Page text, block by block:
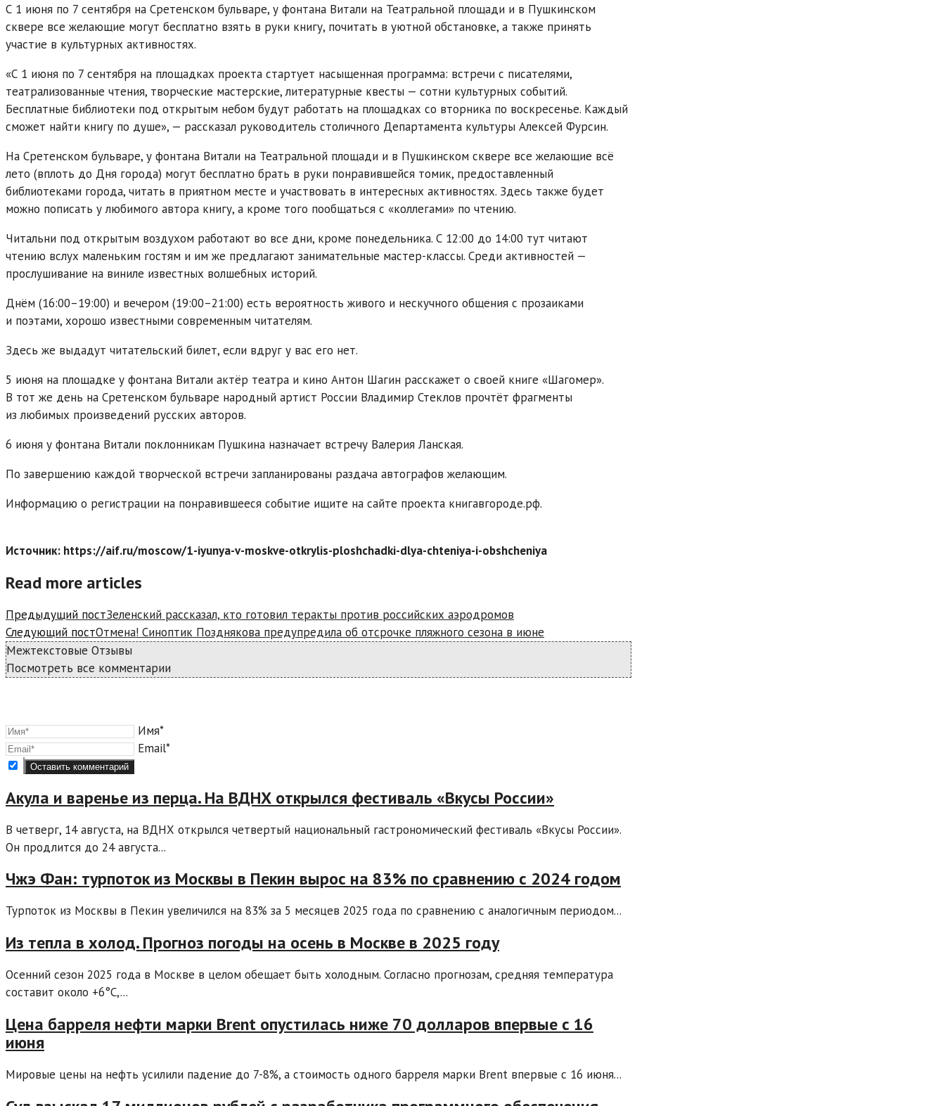
С 1 июня по 7 сентября на Сретенском бульваре, у фонтана Витали на Театральной площади и в Пушкинском
сквере все желающие могут бесплатно взять в руки книгу, почитать в уютной обстановке, а также принять
участие в культурных активностях.
«С 1 июня по 7 сентября на площадках проекта стартует насыщенная программа: встречи с писателями,
театрализованные чтения, творческие мастерские, литературные квесты — сотни культурных событий.
Бесплатные библиотеки под открытым небом будут работать на площадках со вторника по воскресенье. Каждый
сможет найти книгу по душе», — рассказал руководитель столичного Департамента культуры Алексей Фурсин.
На Сретенском бульваре, у фонтана Витали на Театральной площади и в Пушкинском сквере все желающие всё
лето (вплоть до Дня города) могут бесплатно брать в руки понравившейся томик, предоставленный
библиотеками города, читать в приятном месте и участвовать в интересных активностях. Здесь также будет
можно пописать у любимого автора книгу, а кроме того пообщаться с «коллегами» по чтению.
Читальни под открытым воздухом работают во все дни, кроме понедельника. С 12:00 до 14:00 тут читают
чтению вслух маленьким гостям и им же предлагают занимательные мастер-классы. Среди активностей —
прослушивание на виниле известных волшебных историй.
Днём (16:00–19:00) и вечером (19:00–21:00) есть вероятность живого и нескучного общения с прозаиками
и поэтами, хорошо известными современным читателям.
Здесь же выдадут читательский билет, если вдруг у вас его нет.
5 июня на площадке у фонтана Витали актёр театра и кино Антон Шагин расскажет о своей книге «Шагомер».
В тот же день на Сретенском бульваре народный артист России Владимир Стеклов прочтёт фрагменты
из любимых произведений русских авторов.
6 июня у фонтана Витали поклонникам Пушкина назначает встречу Валерия Ланская.
По завершению каждой творческой встречи запланированы раздача автографов желающим.
Информацию о регистрации на понравившееся событие ищите на сайте проекта книгавгороде.рф.
Источник: https://aif.ru/moscow/1-iyunya-v-moskve-otkrylis-ploshchadki-dlya-chteniya-i-obshcheniya
Read more articles
Предыдущий постЗеленский рассказал, кто готовил теракты против российских аэродромов
Следующий постОтмена! Синоптик Позднякова предупредила об отсрочке пляжного сезона в июне
Межтекстовые Отзывы
Посмотреть все комментарии
Имя*
Email*
Акула и варенье из перца. На ВДНХ открылся фестиваль «Вкусы России»
В четверг, 14 августа, на ВДНХ открылся четвертый национальный гастрономический фестиваль «Вкусы России».
Он продлится до 24 августа...
Чжэ Фан: турпоток из Москвы в Пекин вырос на 83% по сравнению с 2024 годом
Турпоток из Москвы в Пекин увеличился на 83% за 5 месяцев 2025 года по сравнению с аналогичным периодом...
Из тепла в холод. Прогноз погоды на осень в Москве в 2025 году
Осенний сезон 2025 года в Москве в целом обещает быть холодным. Согласно прогнозам, средняя температура
составит около +6°C,...
Цена барреля нефти марки Brent опустилась ниже 70 долларов впервые с 16
июня
Мировые цены на нефть усилили падение до 7-8%, а стоимость одного барреля марки Brent впервые с 16 июня...